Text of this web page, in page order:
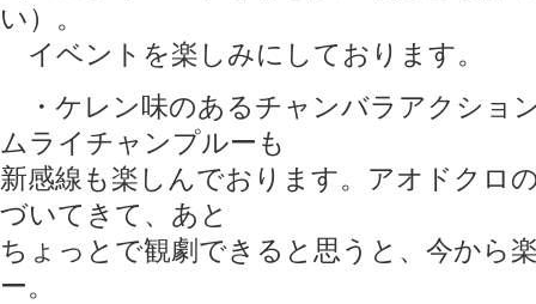
い）。
イベントを楽しみにしております。
・ケレン味のあるチャンバラアクショ
ムライチャンプルーも
新感線も楽しんでおります。アオドクロ
づいてきて、あと
ちょっとで観劇できると思うと、今から
ー。